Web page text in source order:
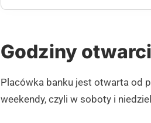
Godziny
Placówka banku jest otwarta od
weekendy, czyli w soboty i